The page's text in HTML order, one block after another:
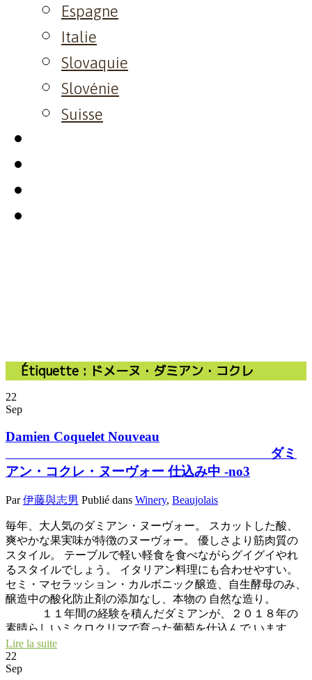
Espagne
Italie
Slovaquie
Slovénie
Suisse
Étiquette : ドメーヌ・ダミアン・コクレ
22
Sep
Damien Coquelet Nouveau
ダミ
アン・コクレ・ヌーヴォー 仕込み中 -no3
Par伊藤與志男 Publié dans Winery, Beaujolais
毎年、大人気のダミアン・ヌーヴォー。 スカットした酸、
爽やかな果実味が特徴のヌーヴォー。 優しさより筋肉質の
スタイル。 テーブルで軽い軽食を食べながらグイグイやれ
るスタイルでしょう。 イタリアン料理にも合わせやすい。
セミ・マセラッション・カルボニック醸造、自生酵母のみ、
醸造中の酸化防止剤の添加なし、本物の 自然な造り。
１１年間の経験を積んだダミアンが、２０１８年の
素晴らしいミクロクリマで育った葡萄を仕込んで います。
こんな完璧な葡萄からできるダミアン・コックレ ヌーヴォ
ーはトビッキリ美味しくなること間違いなし！！ コック、
ニワトリはフランスの象徴、フランスではコック・ヌーヴォ
Lire la suite
22
Sep